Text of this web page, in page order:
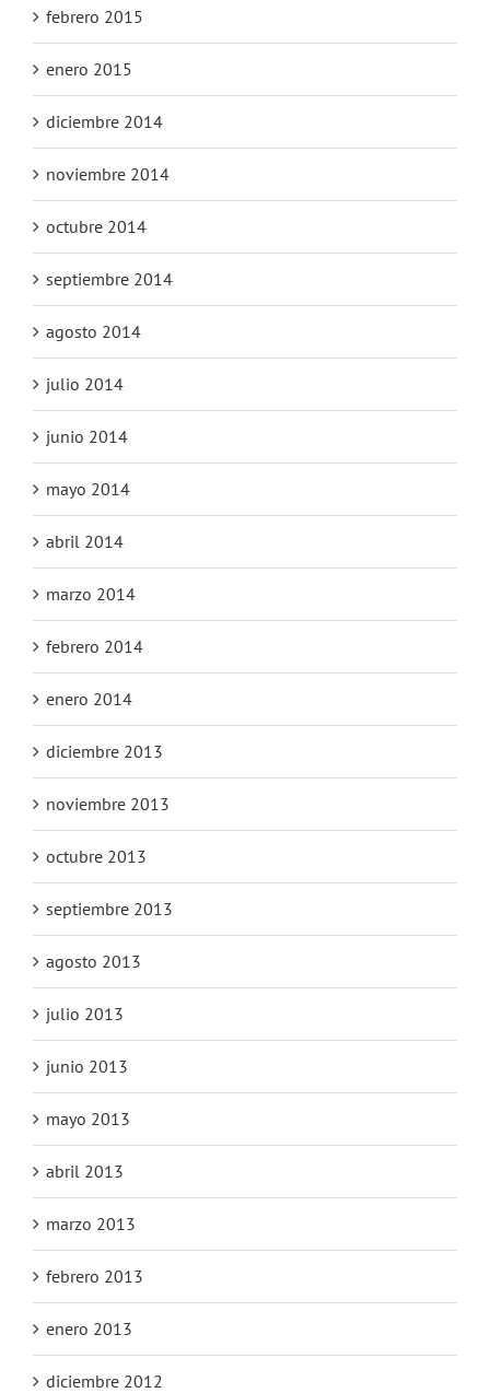
febrero 2015
enero 2015
diciembre 2014
noviembre 2014
octubre 2014
septiembre 2014
agosto 2014
julio 2014
junio 2014
mayo 2014
abril 2014
marzo 2014
febrero 2014
enero 2014
diciembre 2013
noviembre 2013
octubre 2013
septiembre 2013
agosto 2013
julio 2013
junio 2013
mayo 2013
abril 2013
marzo 2013
febrero 2013
enero 2013
diciembre 2012